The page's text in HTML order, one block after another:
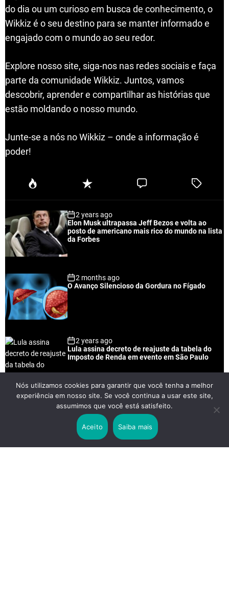
do dia ou um curioso em busca de conhecimento, o
Wikkiz é o seu destino para se manter informado e
engajado com o mundo ao seu redor.
Explore nosso site, siga-nos nas redes sociais e faça
parte da comunidade Wikkiz. Juntos, vamos
descobrir, aprender e compartilhar as histórias que
estão moldando o nosso mundo.
Junte-se a nós no Wikkiz – onde a informação é
poder!
P
u
a
r
R
e
n
t
C
e
T
e
2 years ago
Elon Musk ultrapassa Jeff Bezos e volta ao
posto de americano mais rico do mundo na lista
da Forbes
2 months ago
O Avanço Silencioso da Gordura no Fígado
2 years ago
Lula assina decreto de reajuste da tabela do
Imposto de Renda em evento em São Paulo
2 years ago
Lei Rouanet e Petrobras financiam evento em
que Lula pediu votos para Boulos
Nós utilizamos cookies para garantir que você tenha a melhor
experiência em nosso site. Se você continua a usar este site,
assumimos que você está satisfeito.
Aceito Saiba mais